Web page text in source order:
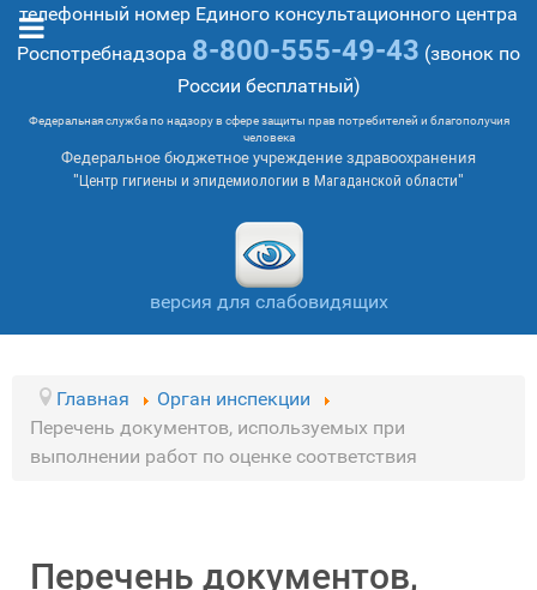
телефонный номер Единого консультационного центра
Роспотребнадзора 8-800-555-49-43 (звонок по
России бесплатный)
Федеральная служба по надзору в сфере защиты прав потребителей и благополучия
человека
Федеральное бюджетное учреждение здравоохранения
"Центр гигиены и эпидемиологии в Магаданской области"
версия для слабовидящих
Главная
Орган инспекции
Перечень документов, используемых при
выполнении работ по оценке соответствия
Перечень документов,